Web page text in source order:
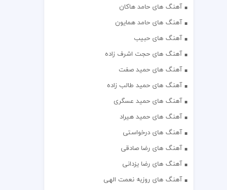
آهنگ های حامد هاکان
آهنگ های حامد همایون
آهنگ های حبیب
آهنگ های حجت اشرف زاده
آهنگ های حمید صفت
آهنگ های حمید طالب زاده
آهنگ های حمید عسگری
آهنگ های حمید هیراد
آهنگ های درخواستی
آهنگ های رضا صادقی
آهنگ های رضا یزدانی
آهنگ های روزبه نعمت الهی